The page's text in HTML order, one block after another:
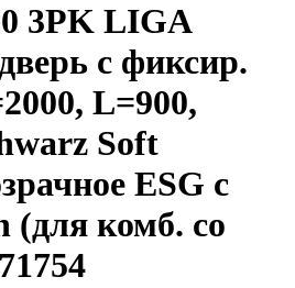
3PK LIGA
с фиксир.
L=900,
Soft
ESG с
комб. со